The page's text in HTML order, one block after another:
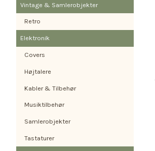
Vintage & Samlerobjekter
Retro
Elektronik
Covers
Højtalere
Kabler & Tilbehør
Musiktilbehør
Samlerobjekter
Tastaturer